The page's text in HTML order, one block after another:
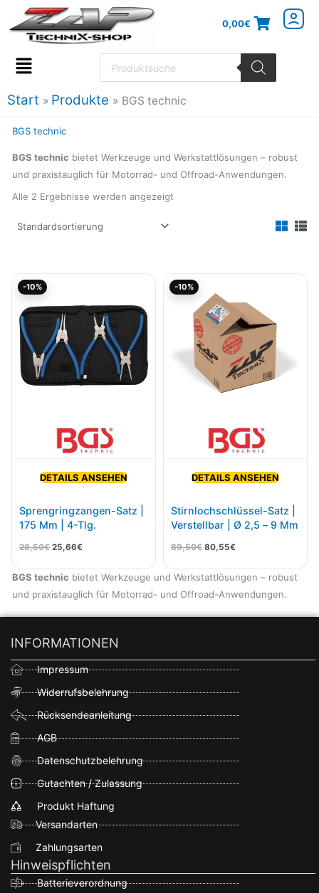
Inhalt
springen
0,00€
Flyout
Menu
Products
search
Start Produkte BGS technic
BGS technic
BGS technic bietet Werkzeuge und Werkstattlösungen – robust
und praxistauglich für Motorrad- und Offroad-Anwendungen.
Alle 2 Ergebnisse werden angezeigt
-10%
DETAILS ANSEHEN
Sprengringzangen-Satz |
175 Mm | 4-Tlg.
28,50€
28,50€
25,66€
25,66€.
-10%
DETAILS ANSEHEN
Stirnlochschlüssel-Satz |
Verstellbar | Ø 2,5 – 9 Mm
89,50€
war:
89,50€
80,55€
80,55€.
BGS technic bietet Werkzeuge und Werkstattlösungen – robust
und praxistauglich für Motorrad- und Offroad-Anwendungen.
INFORMATIONEN
Impressum
Widerrufsbelehrung
Rücksendeanleitung
AGB
Datenschutzbelehrung
Gutachten / Zulassung
Produkt Haftung
Versandarten
Zahlungsarten
Hinweispflichten
Batterieverordnung